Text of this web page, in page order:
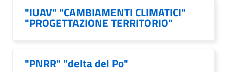
"IUAV" "CAMBIAMENTI CLIMATICI"
"PROGETTAZIONE TERRITORIO"
"PNRR" "delta del Po"